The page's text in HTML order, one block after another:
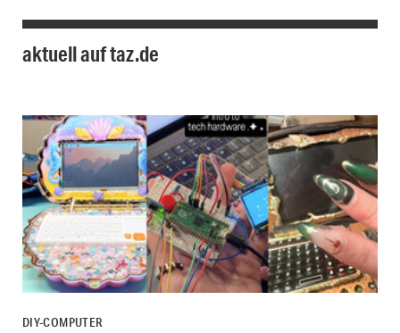
aktuell auf taz.de
DIY-COMPUTER